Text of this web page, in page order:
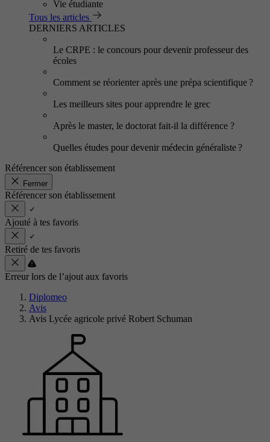
Vie étudiante
Tous les articles
DERNIERS ARTICLES
Le CRPE : le concours pour devenir professeur des
écoles
Comment se réorienter après une prépa scientifique ?
Les meilleurs sites pour apprendre le grec
Après le master, le doctorat fait-il la différence ?
Quelles études pour devenir médecin généraliste ?
Référencer son établissement
Fermer
Référencer son établissement
Ajouté à tes favoris
Retiré de tes favoris
Erreur lors de l’ajout aux favoris
Diplomeo
Avis
Avis Lycée agricole privé Robert Schuman